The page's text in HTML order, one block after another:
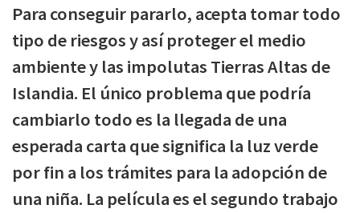
Para conseguir pararlo, acepta tomar todo
tipo de riesgos y así proteger el medio
ambiente y las impolutas Tierras Altas de
Islandia. El único problema que podría
cambiarlo todo es la llegada de una
esperada carta que significa la luz verde
por fin a los trámites para la adopción de
una niña. La película es el segundo trabajo